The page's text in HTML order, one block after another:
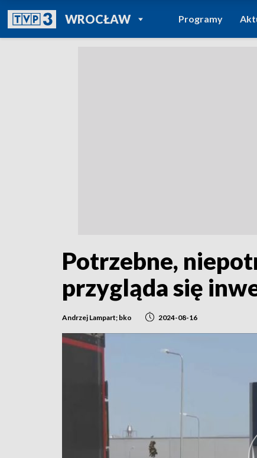
WROCŁAWPOWRÓT DO
TVP REGIONY
Programy
Potrzebne,
przygląda się
Andrzej Lampart; bko 2024-08-16